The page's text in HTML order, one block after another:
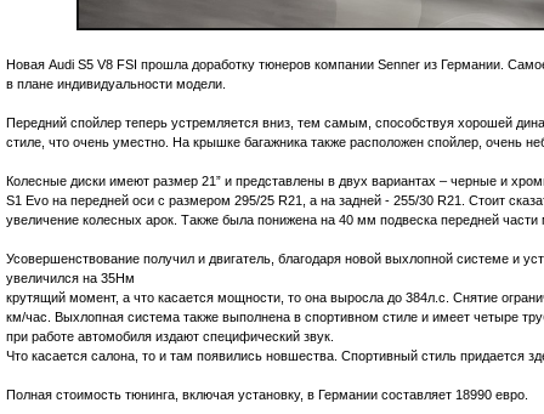
Новая Audi S5 V8 FSI прошла доработку тюнеров компании Senner из Германии.
в плане индивидуальности модели.
Передний спойлер теперь устремляется вниз, тем самым, способствуя хорошей
стиле, что очень уместно. На крышке багажника также расположен спойлер, очень
Колесные диски имеют размер 21” и представлены в двух вариантах – черные и
S1 Evo на передней оси с размером 295/25 R21, а на задней - 255/30 R21. Стоит
увеличение колесных арок. Также была понижена на 40 мм подвеска передней
Усовершенствование получил и двигатель, благодаря новой выхлопной системе и
увеличился на 35Нм
крутящий момент, а что касается мощности, то она выросла до 384л.с. Снятие
км/час. Выхлопная система также выполнена в спортивном стиле и имеет четыре
при работе автомобиля издают специфический звук.
Что касается салона, то и там появились новшества. Спортивный стиль придается
Полная стоимость тюнинга, включая установку, в Германии составляет 18990 евро.